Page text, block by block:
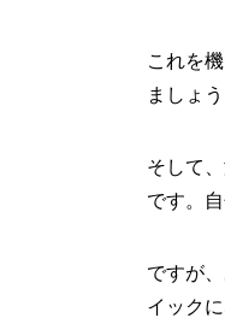
これを
ましょう
そして
です。
ですが
イック